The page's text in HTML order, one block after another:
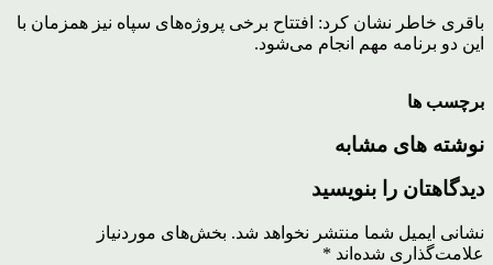
باقری خاطر نشان کرد: افتتاح برخی پروژه‌های سپاه نیز همزمان با
این دو برنامه مهم انجام می‌شود.
برچسب ها
نوشته های مشابه
دیدگاهتان را بنویسید
نشانی ایمیل شما منتشر نخواهد شد. بخش‌های موردنیاز
علامت‌گذاری شده‌اند *